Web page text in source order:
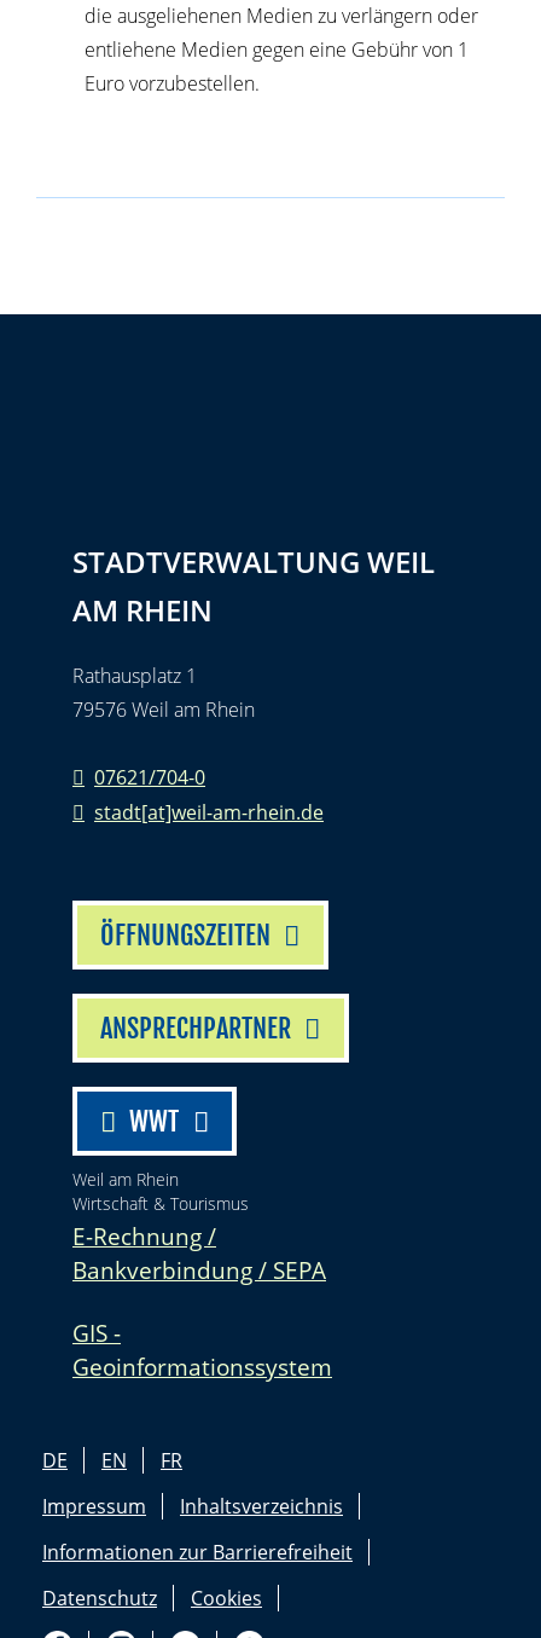
die ausgeliehenen Medien zu verlängern oder
entliehene Medien gegen eine Gebühr von 1
Euro vorzubestellen.
STADTVERWALTUNG WEIL
AM RHEIN
Rathausplatz 1
79576 Weil am Rhein
07621/704-0
stadt[at]weil-am-rhein.de
ÖFFNUNGSZEITEN
ANSPRECHPARTNER
WWT
Weil am Rhein
Wirtschaft & Tourismus
E-Rechnung /
Bankverbindung / SEPA
GIS -
Geoinformationssystem
DE EN
FR
Impressum
Inhaltsverzeichnis
Informationen zur Barrierefreiheit
Datenschutz
Cookies